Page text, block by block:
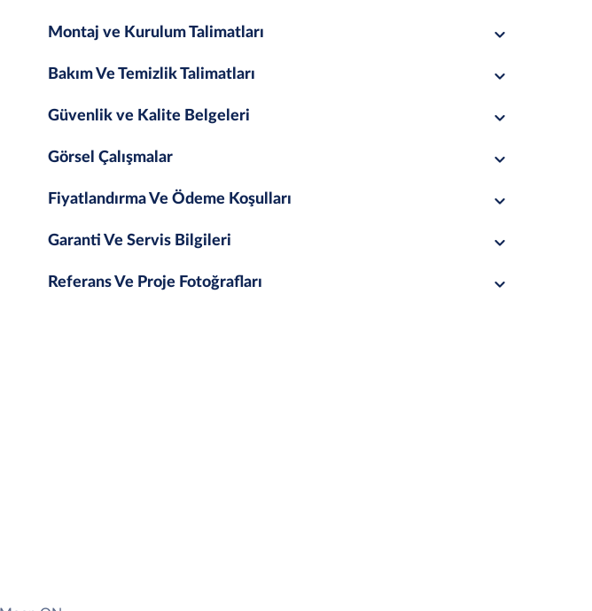
Montaj ve Kurulum Talimatları
Bakım Ve Temizlik Talimatları
Güvenlik ve Kalite Belgeleri
Görsel Çalışmalar
Fiyatlandırma Ve Ödeme Koşulları
Garanti Ve Servis Bilgileri
Referans Ve Proje Fotoğrafları